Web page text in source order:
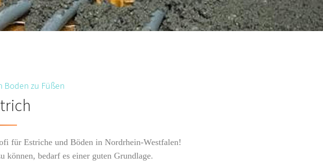
Boden zu Füßen
für Estriche und Böden in Nordrhein-Westfalen!
können, bedarf es einer guten Grundlage.